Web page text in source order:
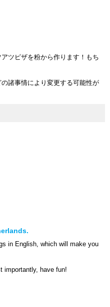
ツピザを粉から作ります！もち
諸事情により変更する可能性が
in English, which will make you
importantly, have fun!